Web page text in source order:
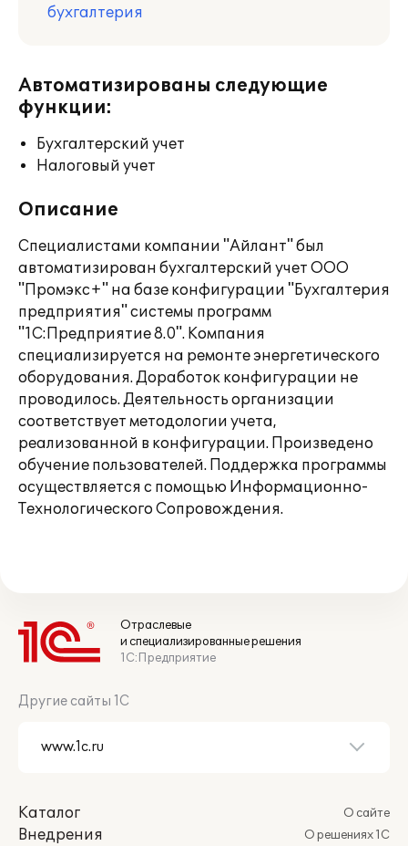
бухгалтерия
Автоматизированы следующие
функции:
Бухгалтерский учет
Налоговый учет
Описание
Специалистами компании "Айлант" был
автоматизирован бухгалтерский учет ООО
"Промэкс+" на базе конфигурации "Бухгалтерия
предприятия" системы программ
"1С:Предприятие 8.0". Компания
специализируется на ремонте энергетического
оборудования. Доработок конфигурации не
проводилось. Деятельность организации
соответствует методологии учета,
реализованной в конфигурации. Произведено
обучение пользователей. Поддержка программы
осуществляется с помощью Информационно-
Технологического Сопровождения.
Отраслевые
и специализированные решения
1С:Предприятие
Другие сайты 1С
Каталог
Внедрения
О сайте
О решениях 1С